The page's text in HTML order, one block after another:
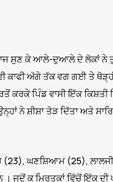
ਸੁਣ ਕੇ ਆਲੇ-ਦੁਆਲੇ ਦੇ ਲੋਕਾਂ ਨੇ
ਕਾਫੀ ਅੱਗੇ ਤੱਕ ਵਗ ਗਈ ਤੇ
ਪਿੰਡ ਵਾਸੀ ਇੱਕ ਕਿਸ਼ਤੀ
ਨੇ ਸ਼ੀਸ਼ਾ ਤੋੜ ਦਿੱਤਾ ਅਤੇ
(23), ਘਣਸ਼ਿਆਮ (25),
ਜਦੋਂ ਕ ਮ੍ਰਿਤਕਾਂ ਵਿੱਚੋਂ ਇੱਕ ਦੀ